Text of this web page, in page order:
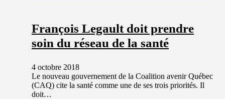
François Legault doit prendre
soin du réseau de la santé
4 octobre 2018
Le nouveau gouvernement de la Coalition avenir Québec
(CAQ) cite la santé comme une de ses trois priorités. Il
doit…